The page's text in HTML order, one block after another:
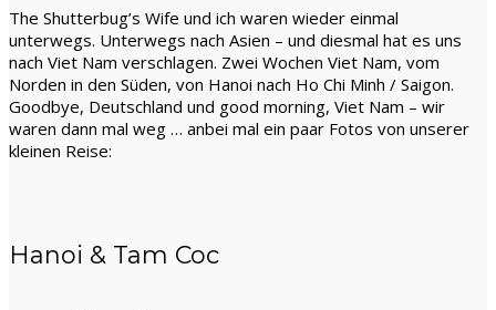
The Shutterbug’s Wife und ich waren wieder einmal
unterwegs. Unterwegs nach Asien – und diesmal hat es uns
nach Viet Nam verschlagen. Zwei Wochen Viet Nam, vom
Norden in den Süden, von Hanoi nach Ho Chi Minh / Saigon.
Goodbye, Deutschland und good morning, Viet Nam – wir
waren dann mal weg … anbei mal ein paar Fotos von unserer
kleinen Reise:
Hanoi & Tam Coc